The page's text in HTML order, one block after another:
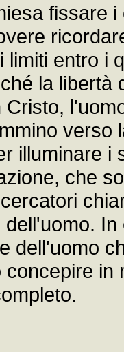
fissare
limiti entro i
la
verso
illuminare
che
dell'uomo